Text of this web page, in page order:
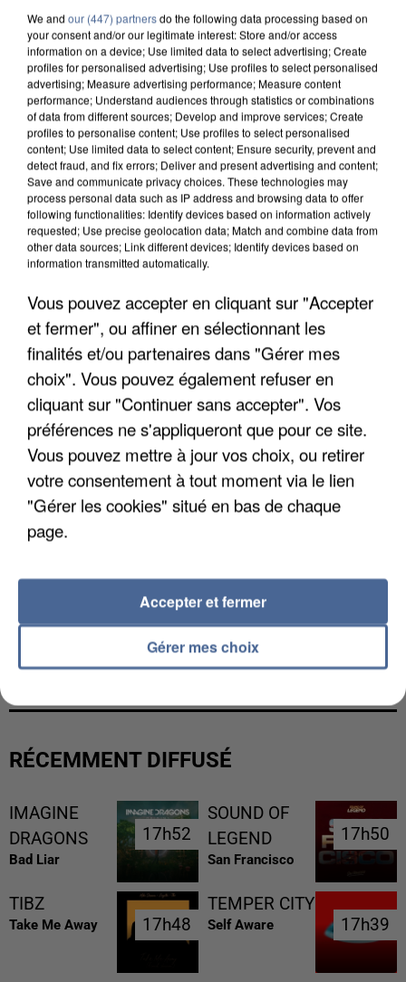
APRÈS TOUTES CES CANICULES, LES REFUGES
DE FAUNE SAUVAGE SONT...
L’UN DES FONDATEURS SUPPOSÉS DE LA DZ
MAFIA INTERPELLÉ EN ALGÉRIE
RÉCEMMENT DIFFUSÉ
IMAGINE
DRAGONS
Bad Liar
17h52
17h52
SOUND OF
LEGEND
San Francisco
17h50
17h50
TIBZ
Take Me Away 17h48
17h48
TEMPER CITY
Self Aware 17h39
17h39
We and our (447) partnersdo the following data processing based on
your consent and/or our legitimate interest: Store and/or access
information on a device; Use limited data to select advertising; Create
profiles for personalised advertising; Use profiles to select personalised
advertising; Measure advertising performance; Measure content
performance; Understand audiences through statistics or combinations
of data from different sources; Develop and improve services; Create
profiles to personalise content; Use profiles to select personalised
content; Use limited data to select content; Ensure security, prevent and
detect fraud, and fix errors; Deliver and present advertising and content;
Save and communicate privacy choices. These technologies may
process personal data such as IP address and browsing data to offer
following functionalities: Identify devices based on information actively
requested; Use precise geolocation data; Match and combine data from
other data sources; Link different devices; Identify devices based on
information transmitted automatically.
Vous pouvez accepter en cliquant sur "Accepter
et fermer", ou affiner en sélectionnant les
finalités et/ou partenaires dans "Gérer mes
choix". Vous pouvez également refuser en
cliquant sur "Continuer sans accepter". Vos
préférences ne s'appliqueront que pour ce site.
Vous pouvez mettre à jour vos choix, ou retirer
votre consentement à tout moment via le lien
"Gérer les cookies" situé en bas de chaque
page.
Gérer mes choix
Accepter et fermer